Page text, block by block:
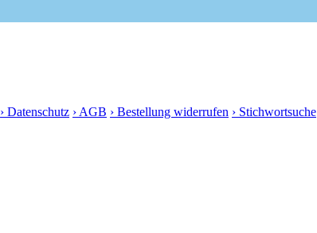
› Datenschutz › AGB › Bestellung widerrufen › Stichwortsuche